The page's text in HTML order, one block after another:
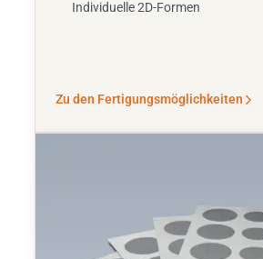
Individuelle 2D-Formen
Zu den Fertigungsmöglichkeiten